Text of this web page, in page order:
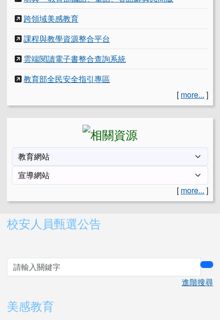
跨領域美感教育
課程與教學資源整合平台
雲端閱讀電子書整合查詢系統
教育部全民安全指引專區
[ more... ]
[ more... ]
右邊區域內容
校安人員甄選公告
進階搜尋
美感教育